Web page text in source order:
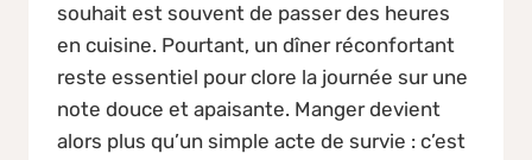
souhait est souvent de passer des heures
en cuisine. Pourtant, un dîner réconfortant
reste essentiel pour clore la journée sur une
note douce et apaisante. Manger devient
alors plus qu’un simple acte de survie : c’est